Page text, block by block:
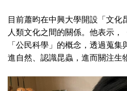
目前蕭昀在中興大學開設「文
人類文化之間的關係。他表示
「公民科學」的概念，透過蒐
進自然、認識昆蟲，進而關注生